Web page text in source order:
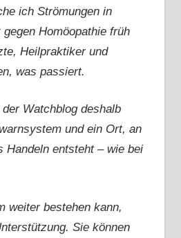
ich Strömungen in
Homöopathie früh
Heilpraktiker und
was passiert.
Watchblog deshalb
und ein Ort, an
Handeln entsteht – wie bei
weiter bestehen kann,
Sie können